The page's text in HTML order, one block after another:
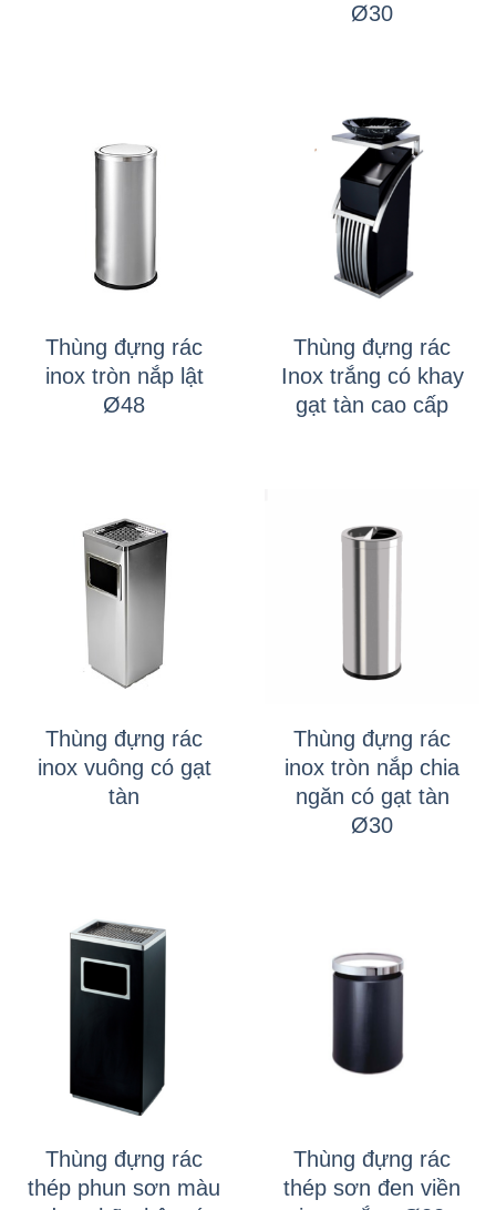
Ø30
Thùng đựng rác
inox tròn nắp lật
Ø48
Thùng đựng rác
Inox trắng có khay
gạt tàn cao cấp
Thùng đựng rác
inox vuông có gạt
tàn
Thùng đựng rác
inox tròn nắp chia
ngăn có gạt tàn
Ø30
Thùng đựng rác
thép phun sơn màu
Thùng đựng rác
thép sơn đen viền